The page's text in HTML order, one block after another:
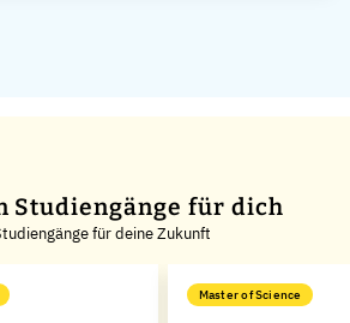
Studiengänge für dich
für deine Zukunft
Master of Science